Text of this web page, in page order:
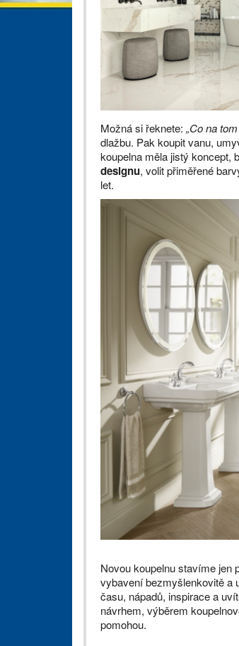
Možná si řeknete: „Co na
dlažbu. Pak koupit vanu,
koupelna měla jistý koncept,
designu, volit přiměřené
let.
Novou koupelnu stavíme jen
vybavení bezmyšlenkovitě a
času, nápadů, inspirace a
návrhem, výběrem
pomohou.